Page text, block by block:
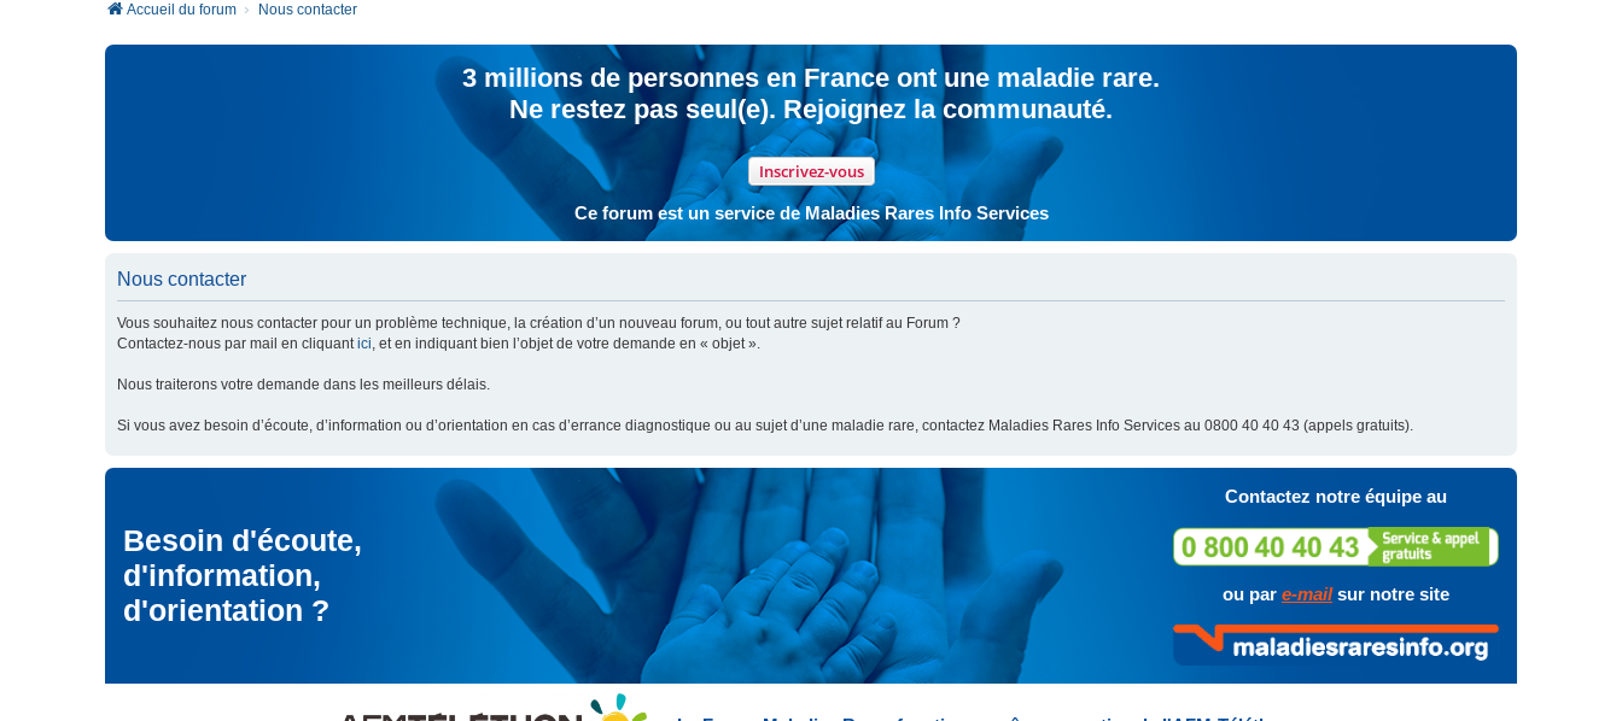
Accueil du forum Nous contacter
3 millions de personnes en France ont une maladie rare.
Ne restez pas seul(e). Rejoignez la communauté.
Inscrivez-vous
Ce forum est un service de Maladies Rares Info Services
Nous contacter
Vous souhaitez nous contacter pour un problème technique, la création d’un nouveau forum, ou tout autre sujet relatif au Forum ?
Contactez-nous par mail en cliquantici, et en indiquant bien l’objet de votre demande en « objet ».
Nous traiterons votre demande dans les meilleurs délais.
Si vous avez besoin d’écoute, d’information ou d’orientation en cas d’errance diagnostique ou au sujet d’une maladie rare, contactez Maladies Rares Info Services au 0800 40 40 43 (appels gratuits).
Besoin d'écoute,
d'information,
d'orientation ?
Contactez notre équipe au
ou par e-mailsur notre site